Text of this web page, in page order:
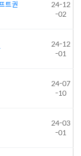
트권
24-12
-02
24-12
-01
24-07
-10
24-03
-01